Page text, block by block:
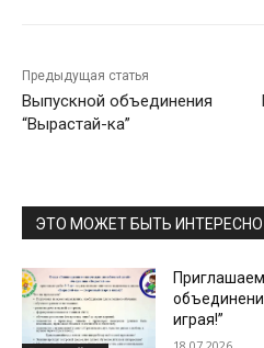
Предыдущая статья
Выпускной объединения
“Вырастай-ка”
ЭТО МОЖЕТ БЫТЬ ИНТЕРЕСНО
играя!”